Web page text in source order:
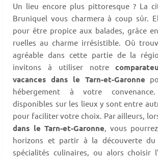
Un lieu encore plus pittoresque ? La
Bruniquel vous charmera à coup sûr.
pour être propice aux balades, grâce
ruelles au charme irrésistible. Où
agréable dans cette partie de la
invitons à utiliser notre
vacances dans le Tarn-et-Garonne
hébergement à votre
disponibles sur les lieux y sont entre
pour faciliter votre choix. Par ailleurs,
dans le Tarn-et-Garonne, vous
horizons et partir à la découverte du
spécialités culinaires, ou alors choisir